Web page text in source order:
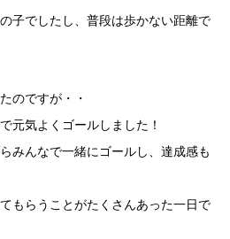
子でしたし、普段は歩かない距離で
のですが・・
元気よくゴールしました！
みんなで一緒にゴールし、達成感も
もらうことがたくさんあった一日で